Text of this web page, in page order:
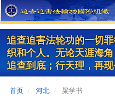
Skip
to
main
content
追查迫害法轮功的一切
织和个人。无论天涯海
追查到底；行天理，再现
首页 河北 粱学书